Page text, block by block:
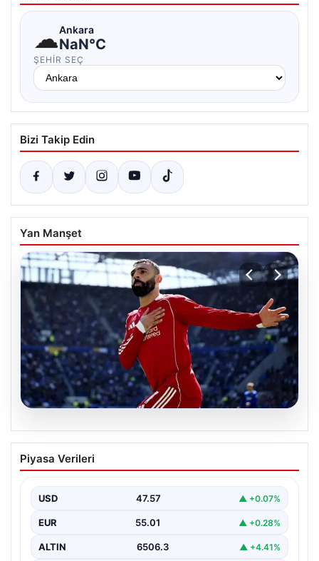
☁Ankara
NaN°C
ŞEHIR SEÇ
Bizi Takip Edin
Yan Manşet
05.08.2026
Trabzonspor, Mohamed Salah
Transferinde Son Noktayı Koydu: Resmi
Trabzonspor, uzun süredir yoğun olarak gündemde
…
Piyasa Verileri
USD 47.57 ▲ +0.07%
EUR 55.01 ▲ +0.28%
ALTIN 6506.3 ▲ +4.41%